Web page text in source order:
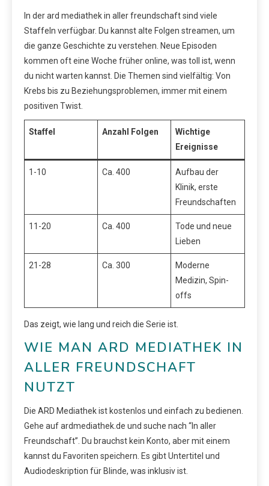
In der ard mediathek in aller freundschaft sind viele
Staffeln verfügbar. Du kannst alte Folgen streamen, um
die ganze Geschichte zu verstehen. Neue Episoden
kommen oft eine Woche früher online, was toll ist, wenn
du nicht warten kannst. Die Themen sind vielfältig: Von
Krebs bis zu Beziehungsproblemen, immer mit einem
positiven Twist.
Staffel Anzahl Folgen
Wichtige
Ereignisse
1-10 Ca. 400
Aufbau der
Klinik, erste
Freundschaften
11-20 Ca. 400
Tode und neue
Lieben
21-28 Ca. 300
Moderne
Medizin, Spin-
offs
Das zeigt, wie lang und reich die Serie ist.
WIE MAN ARD MEDIATHEK IN
ALLER FREUNDSCHAFT
NUTZT
Die ARD Mediathek ist kostenlos und einfach zu bedienen.
Gehe auf ardmediathek.de und suche nach “In aller
Freundschaft”. Du brauchst kein Konto, aber mit einem
kannst du Favoriten speichern. Es gibt Untertitel und
Audiodeskription für Blinde, was inklusiv ist.